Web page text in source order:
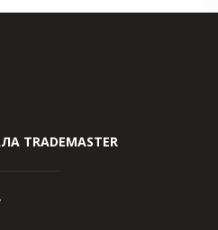
TRADEMASTER